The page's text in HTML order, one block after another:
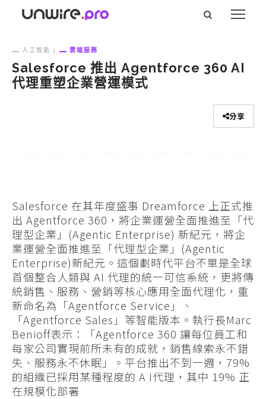
人工智能 雲端服務
Salesforce 推出 Agentforce 360 AI
代理重塑企業營運模式
分享
Salesforce 在其年度盛事 Dreamforce 上正式推
出 Agentforce 360，將企業運營全面推進至「代
理型企業」(Agentic Enterprise) 新紀元，將企
業運營全面推進至「代理型企業」(Agentic
Enterprise)新紀元。這個劃時代平台不單是全球
首個整合人類與 AI 代理的統一可信系統，更將傳
統銷售、服務、營銷等核心應用全面代理化，重
新命名為「Agentforce Service」、
「Agentforce Sales」等智能版本。執行長Marc
Benioff表示：「Agentforce 360 讓每位員工和
每家公司實現前所未有的成就，銷售線索永不錯
失、服務永不休眠」。平台推出不到一週，79%
的組織已採用某種程度的 A I代理，其中 19% 正
在規模化部署